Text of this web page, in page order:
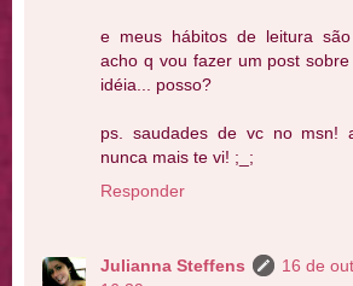
e meus hábitos de leitura
acho q vou fazer um post
idéia... posso?
ps. saudades de vc no msn!
nunca mais te vi! ;_;
Responder
Julianna Steffens
16 de